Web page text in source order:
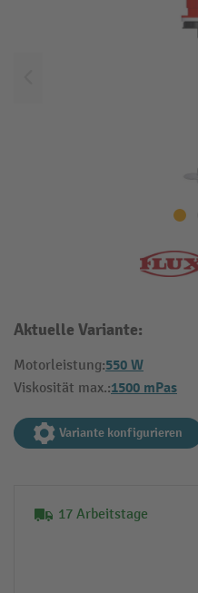
Aktuelle Variante:
Motorleistung:550 W
Viskosität max.:1500 mPas
Variante konfigurieren
17 Arbeitstage